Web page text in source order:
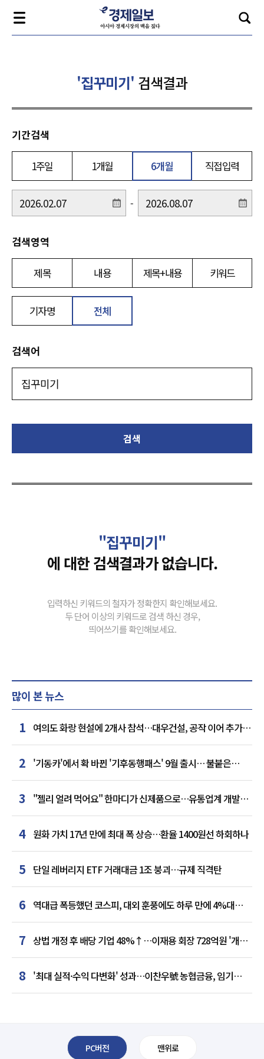
'집꾸미기' 검색결과
기간검색
1주일 1개월 6개월 직접입력
-
검색영역
제목 내용 제목+내용 키워드
기자명 전체
검색어
검색
"집꾸미기"
에 대한 검색결과가 없습니다.
입력하신 키워드의 철자가 정확한지 확인해보세요.
두 단어 이상의 키워드로 검색 하신 경우,
띄어쓰기를 확인해보세요.
많이 본 뉴스
1 여의도 화랑 현설에 2개사 참석…대우건설, 공작 이어 추가
거점 확보하나
2 '기동카'에서 확 바뀐 '기후동행패스' 9월 출시… 불붙은
카드사 경쟁
3
"젤리 얼려 먹어요" 한마디가 신제품으로…유통업계 개발실
된 SNS
4 원화 가치 17년 만에 최대 폭 상승…환율 1400원선 하회하나
5 단일 레버리지 ETF 거래대금 1조 붕괴…규제 직격탄
6 역대급 폭등했던 코스피, 대외 훈풍에도 하루 만에 4%대
급락
7 상법 개정 후 배당 기업 48%↑…이재용 회장 728억원 '개인
최다'
8 '최대 실적·수익 다변화' 성과…이찬우號 농협금융, 임기
말년 성장 박차
PC버전 맨위로